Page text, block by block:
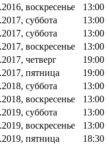
воскресенье 13:00
суббота 13:00
суббота 13:00
воскресенье 13:00
четверг 19:00
пятница 19:00
суббота 13:00
воскресенье 13:00
суббота 13:00
воскресенье 13:00
пятница 18:30